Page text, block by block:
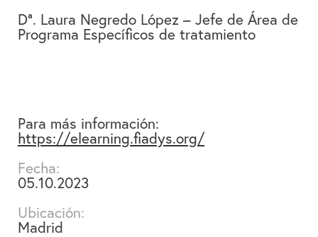
Dª. Laura Negredo López – Jefe de Área de
Programa Específicos de tratamiento
Para más información:
https://elearning.fiadys.org/
Fecha:
05.10.2023
Ubicación:
Madrid